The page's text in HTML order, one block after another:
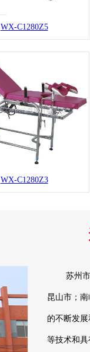
WX-C1280Z5
WX-C1280Z3
苏州市欣
昆山市；
的不断发
等技术和